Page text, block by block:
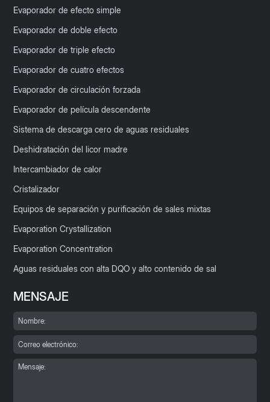
Evaporador de efecto simple
Evaporador de doble efecto
Evaporador de triple efecto
Evaporador de cuatro efectos
Evaporador de circulación forzada
Evaporador de película descendente
Sistema de descarga cero de aguas residuales
Deshidratación del licor madre
Intercambiador de calor
Cristalizador
Equipos de separación y purificación de sales mixtas
Evaporation Crystallization
Evaporation Concentration
Aguas residuales con alta DQO y alto contenido de sal
MENSAJE